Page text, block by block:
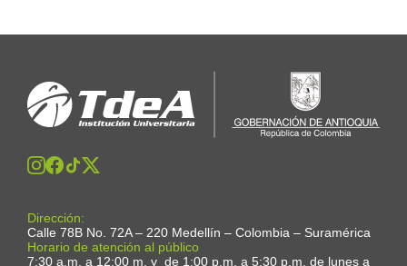
Dirección:
Calle 78B No. 72A – 220 Medellín – Colombia – Suramérica
Horario de atención al público
7:30 a.m. a 12:00 m. y de 1:00 p.m. a 5:30 p.m. de lunes a